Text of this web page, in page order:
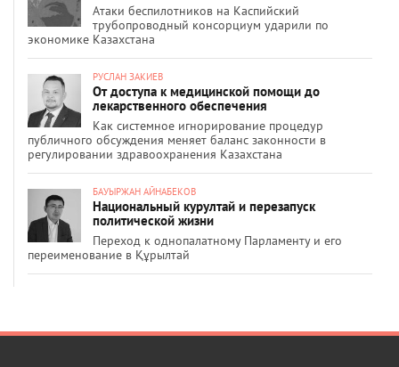
Атаки беспилотников на Каспийский
трубопроводный консорциум ударили по
экономике Казахстана
РУСЛАН ЗАКИЕВ
От доступа к медицинской помощи до
лекарственного обеспечения
Как системное игнорирование процедур
публичного обсуждения меняет баланс законности в
регулировании здравоохранения Казахстана
БАУЫРЖАН АЙНАБЕКОВ
Национальный курултай и перезапуск
политической жизни
Переход к однопалатному Парламенту и его
переименование в Құрылтай